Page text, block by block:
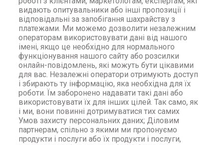
видають опитувальники або інші пропозиції і
відповідальні за запобігання шахрайству з
платежами. Ми можемо дозволити незалежним
операторам використовувати дані від нашого
імені, якщо це необхідно для нормального
функціонування нашого сайту або розсилки
онлайн-повідомлень, які можуть бути цікавими
для вас. Незалежні оператори отримують доступ
і збирають ту інформацію, яка необхідна для їх
роботи. Їм заборонено надавати такі дані або
використовувати їх для інших цілей. Так само, як
і ми, вони повинні дотримуватися тих самих
Умов захисту персональних даних; Діловим
партнерам, спільно з якими ми пропонуємо
продукти і послуги або їх продукти і послуги,